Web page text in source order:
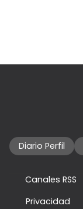
Diario Perfil
Canales RSS
Privacidad